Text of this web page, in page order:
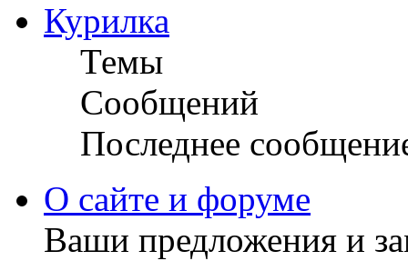
Курилка
Темы
Сообщений
Последнее
О сайте и форуме
Ваши предложения и